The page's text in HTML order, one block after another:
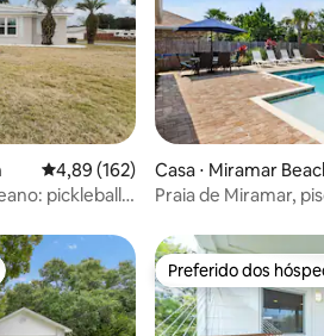
4,89 de uma avaliação média de 5,
4,89 (162)
pickleball,
Casa ⋅ Miramar
Praia de Miramar,
Preferido dos
Preferido dos